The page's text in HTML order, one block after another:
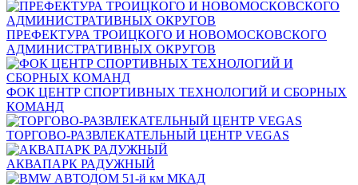
ПРЕФЕКТУРА ТРОИЦКОГО И НОВОМОСКОВСКОГО
АДМИНИСТРАТИВНЫХ ОКРУГОВ
ФОК ЦЕНТР СПОРТИВНЫХ ТЕХНОЛОГИЙ И СБОРНЫХ
КОМАНД
ТОРГОВО-РАЗВЛЕКАТЕЛЬНЫЙ ЦЕНТР VEGAS
АКВАПАРК РАДУЖНЫЙ